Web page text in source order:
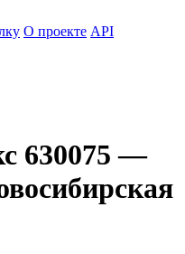
О проекте API
630075 —